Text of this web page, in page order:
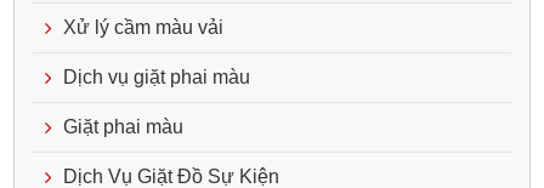
Xử lý cầm màu vải
Dịch vụ giặt phai màu
Giặt phai màu
Dịch Vụ Giặt Đồ Sự Kiện